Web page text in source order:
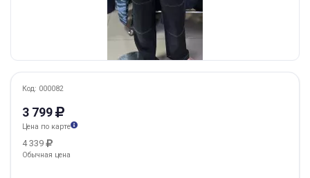
Код: 000082
3 799
Цена по карте
4 339
Обычная цена